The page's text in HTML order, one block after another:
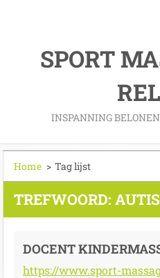
SPORT
INSPANNING
Home > Tag lijst
TREFWOORD:
DOCENT
https://www.sport-